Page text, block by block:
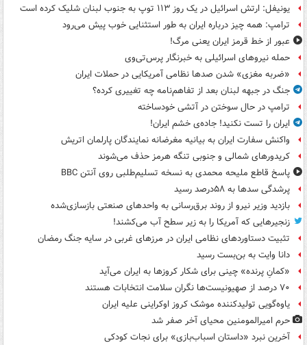
یونیفل: ارتش اسرائیل در یک روز ۱۱۳ توپ به جنوب لبنان شلیک کرده است
ترامپ: همه چیز درباره ایران به طور استثنایی خوب پیش می‌رود
عبور از خط قرمز ایران یعنی مرگ!
حمله نیروهای اسرائیلی به خبرنگار پرس‌تی‌وی
«ضربه مغزی» شدن صدها نظامی آمریکایی در حملات ایران
جنگ در جبهه لبنان بعد از تفاهم‌نامه چه تغییری کرده؟
ترامپ در حال سوختن در آتشی خودساخته
ایران را تست نکنید! جاده‌ی خشم ایران!
واکنش سفارت ایران به بیانیه مغرضانه نمایندگان پارلمان اتریش
کریدورهای شمالی و جنوبی تنگه هرمز حذف می‌شوند
پاسخ قاطع ملیحه محمدی به نسخه تسلیم‌طلبی روی آنتن BBC
پرشدگی سدها به ۵۸درصد رسید
بازدید وزیر نیرو از روند برق‌رسانی به واحدهای صنعتی بازسازی‌شده
زنجیرهایی که آمریکا را به زیر سطح آب می‌کشند!
تثبیت دستاوردهای نظامی ایران در مرزهای غربی در سایه جنگ رمضان
دانا وایت به بن‌بست رسید
«کمانِ پرنده» چینی برای شکار کروزها به ایران می‌آید
۷۰ درصد از صهیونیست‌ها نگران سلامت انتخابات هستند
یاوه‌گویی تولیدکننده موشک کروز اوکراینی علیه ایران
حرم امیرالمومنین محیای آخر صفر شد
آخرین نبرد «داستان اسباب‌بازی» برای نجات کودکی